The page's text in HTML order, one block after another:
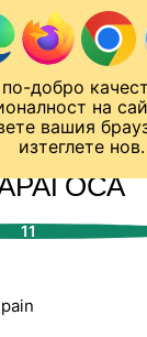
добро
на
вашия
изтеглете нов.
11